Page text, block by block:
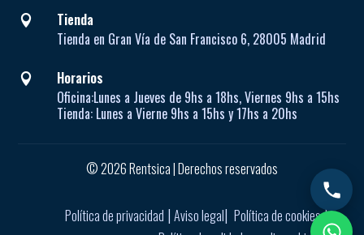

Tienda
Tienda en Gran Vía de San Francisco 6, 28005 Madrid

Horarios
Oficina:Lunes a Jueves de9hs a 18hs, Viernes 9hs a 15hs
Tienda: Lunes a Vierne9hs a 15hs y 17hs a 20hs
© 2026 Rentsica | Derechos reservados
Política de privacidad |Aviso legal|Política de cookies|